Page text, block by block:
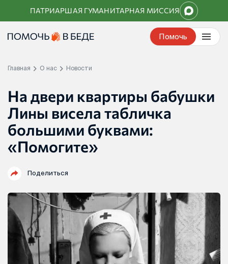
Перейти
к
контенту
ПАТРИАРШАЯ ГУМАНИТАРНАЯ МИССИЯ
Помочь
Главная О нас Новости
На двери квартиры бабушки
Лины висела табличка
большими буквами:
«Помогите»
Поделиться